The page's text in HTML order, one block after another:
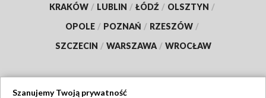
KRAKÓW / LUBLIN / ŁÓDŹ / OLSZTYN /
OPOLE / POZNAŃ / RZESZÓW /
SZCZECIN / WARSZAWA / WROCŁAW
Szanujemy Twoją prywatność